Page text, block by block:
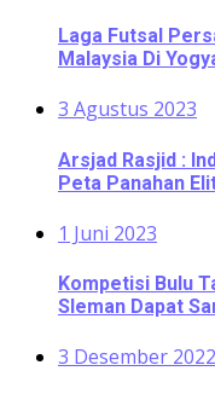
Laga Futsal
Malaysia Di
3 Agustus 2023
Arsjad Rasjid :
Peta Panahan
1 Juni 2023
Kompetisi Bulu
Sleman Dapat
3 Desember 2022